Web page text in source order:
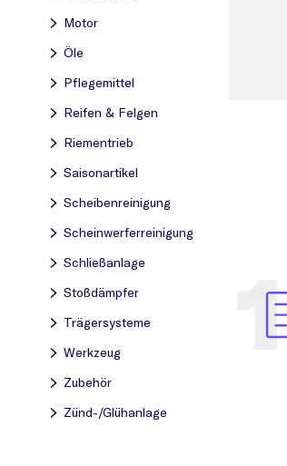
Motor
Öle
Pflegemittel
Reifen & Felgen
Riementrieb
Saisonartikel
Scheibenreinigung
Scheinwerferreinigung
Schließanlage
Stoßdämpfer
Trägersysteme
Werkzeug
Zubehör
Zünd-/Glühanlage